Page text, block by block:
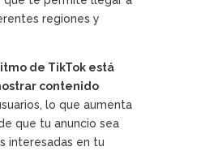
regiones y
de TikTok está
contenido
lo que aumenta
que tu anuncio sea
interesadas en tu